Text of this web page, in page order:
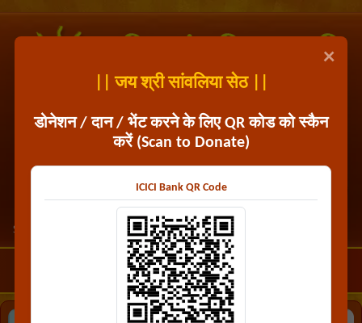
×
|| जय श्री सांवलिया सेठ ||
डोनेशन / दान / भेंट करने के लिए QR कोड को स्कैन
करें (Scan to Donate)
ICICI Bank QR Code
दान करने के लिए इस QR कोड को स्कैन करें
SHREESANWALIYATEMPLE@icici